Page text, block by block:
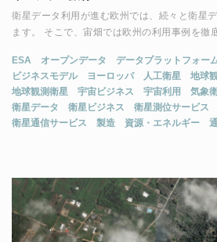
衛星データ利用が進む欧州では、続々と衛星
ます。 そこで、宙畑では欧州の利用事例を徹
ESA オープンデータ データプラットフォー
ビジネスモデル
ヨーロッパ 人工衛星 地球
地球観測衛星
宇宙ビジネス 宇宙利用 気象
衛星データ
衛星ビジネス 衛星測位サービス
衛星通信サービス
製造 資源・エネルギー